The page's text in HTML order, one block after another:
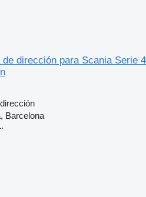
dirección para Scania Serie 4
Barcelona